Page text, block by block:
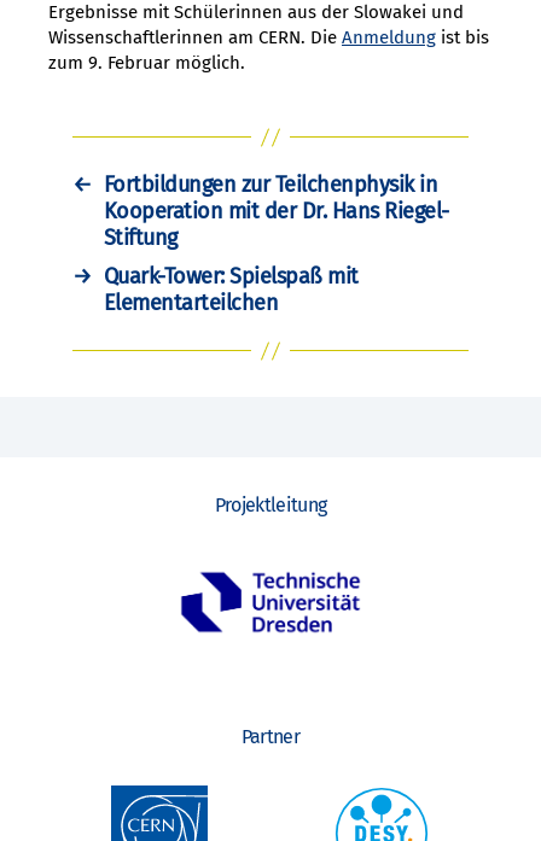
Ergebnisse mit Schülerinnen aus der Slowakei und
Wissenschaftlerinnen am CERN. Die Anmeldung ist bis
zum 9. Februar möglich.
← Fortbildungen zur Teilchenphysik in
Kooperation mit der Dr. Hans Riegel-
Stiftung
→ Quark-Tower: Spielspaß mit
Elementarteilchen
Projektleitung
Partner